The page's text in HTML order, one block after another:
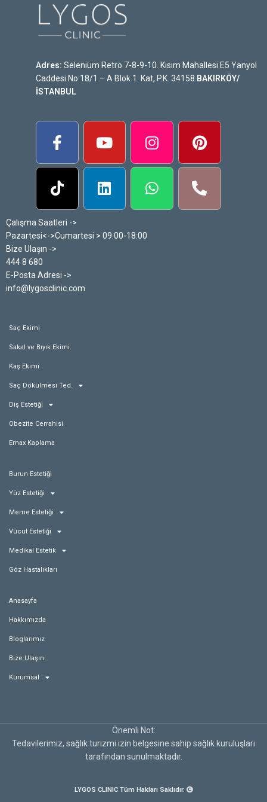
Adres: Selenium Retro 7-8-9-10. Kısım Mahallesi E5 Yanyol
Caddesi No:18/1 – A Blok 1. Kat, P.K. 34158 BAKIRKÖY/
İSTANBUL
Çalışma Saatleri ->
Pazartesi<->Cumartesi > 09:00-18:00
Bize Ulaşın ->
444 8 680
E-Posta Adresi ->
info@lygosclinic.com
Saç Ekimi
Sakal ve Bıyık Ekimi
Kaş Ekimi
Saç Dökülmesi Ted.
Diş Estetiği
Obezite Cerrahisi
Emax Kaplama
Burun Estetiği
Yüz Estetiği
Meme Estetiği
Vücut Estetiği
Medikal Estetik
Göz Hastalıkları
Anasayfa
Hakkımızda
Bloglarımız
Bize Ulaşın
Kurumsal
Önemli Not:
Tedavilerimiz, sağlık turizmi izin belgesine sahip sağlık kuruluşları
tarafından sunulmaktadır.
LYGOS CLINIC Tüm Hakları Saklıdır.